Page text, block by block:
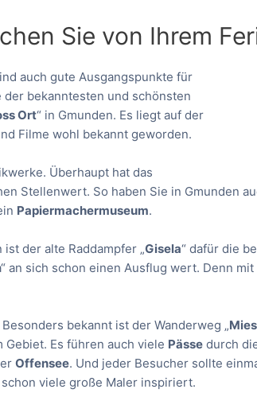
Sie von Ihrem
auch gute Ausgangspunkte für
bekanntesten und schönsten
Ort“ in Gmunden. Es liegt auf der
Filme wohl bekannt geworden.
Überhaupt hat das
Stellenwert. So haben Sie in Gmunden
Papiermachermuseum.
der alte Raddampfer „Gisela“ dafür die
an sich schon einen Ausflug wert. Denn
bekannt ist der Wanderweg „
Es führen auch viele Pässe durch
Offensee. Und jeder Besucher sollte
viele große Maler inspiriert.